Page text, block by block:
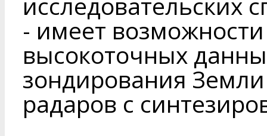
- имеет
высокоточных
зондирования
радаров с